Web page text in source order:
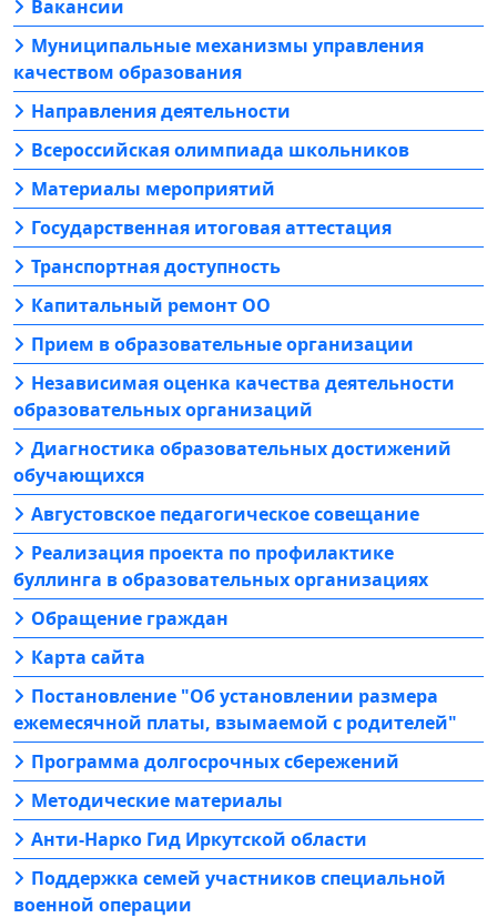
Вакансии
Муниципальные механизмы управления
качеством образования
Направления деятельности
Всероссийская олимпиада школьников
Материалы мероприятий
Государственная итоговая аттестация
Транспортная доступность
Капитальный ремонт ОО
Прием в образовательные организации
Независимая оценка качества деятельности
образовательных организаций
Диагностика образовательных достижений
обучающихся
Августовское педагогическое совещание
Реализация проекта по профилактике
буллинга в образовательных организациях
Обращение граждан
Карта сайта
Постановление "Об установлении размера
ежемесячной платы, взымаемой с родителей"
Программа долгосрочных сбережений
Методические материалы
Анти-Нарко Гид Иркутской области
Поддержка семей участников специальной
военной операции